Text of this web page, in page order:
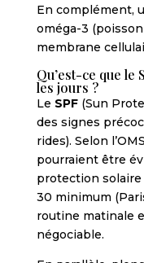
En complément,
oméga-3
membrane
Qu’est-ce que le
les jours ?
Le SPF(Sun
des signes
rides). Selon
pourraient être
protection
30 minimum
routine matinale
négociable.